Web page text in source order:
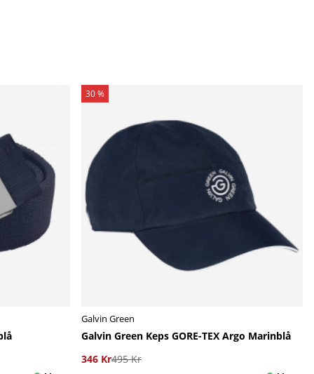
30 %
Galvin Green
Galvin Green Keps GORE-TEX Argo Marinblå
346 Kr495 Kr